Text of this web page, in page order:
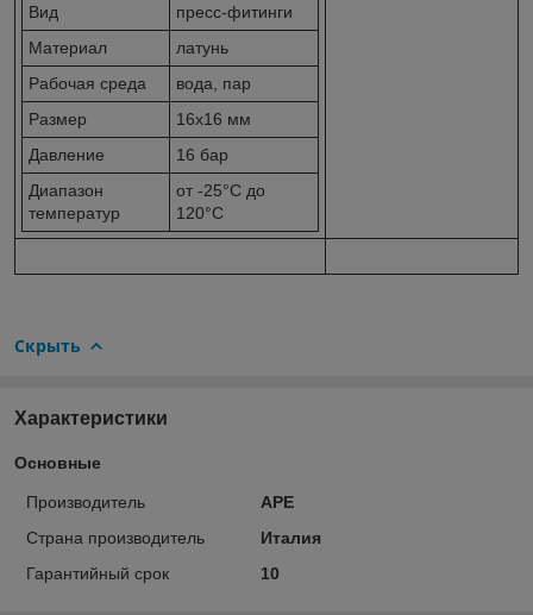
Вид
пресс-фитинги
Материал
латунь
Рабочая среда
вода, пар
Размер
16х16 мм
Давление
16 бар
Диапазон
температур
от -25°C до
120°C
Скрыть
Характеристики
Основные
Производитель
APE
Страна производитель
Италия
Гарантийный срок
10